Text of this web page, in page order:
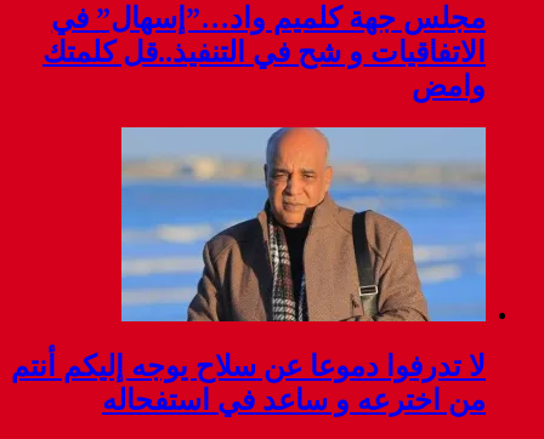
مجلس جهة كلميم واد…”إسهال” في
الاتفاقيات و شح في التنفيذ..قل كلمتك
وامض
لا تدرفوا دموعا عن سلاح يوجه إليكم أنتم
من اخترعه و ساعد في استفحاله